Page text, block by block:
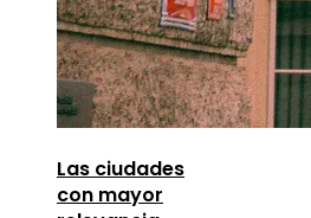
Las ciudades
con mayor